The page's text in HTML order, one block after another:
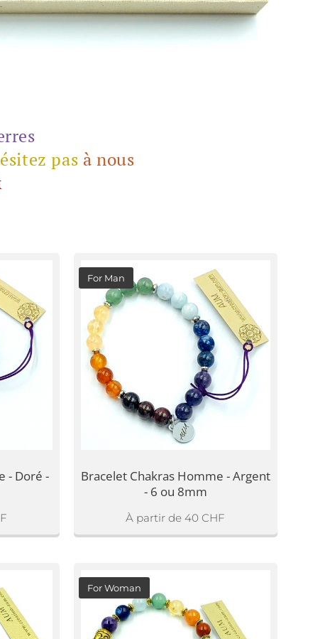
pas à nous
- Doré -
Bracelet Chakras Homme - Argent
- 6 ou 8mm
For Man
À partir de40 CHF
For Woman